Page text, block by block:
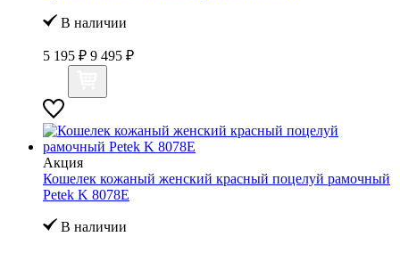
В наличии
5 195 ₽ 9 495 ₽
Акция
Кошелек кожаный женский красный поцелуй рамочный
Petek K 8078Е
В наличии